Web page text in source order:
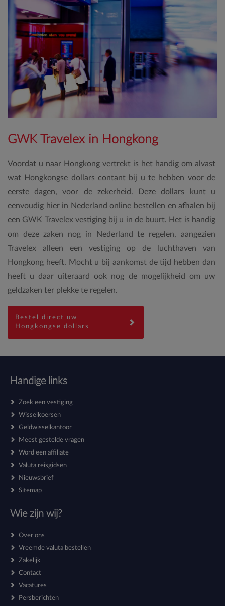
GWK Travelex in Hongkong
Voordat u naar Hongkong vertrekt is het handig om alvast
wat Hongkongse dollars contant bij u te hebben voor de
eerste dagen, voor de zekerheid. Deze dollars kunt u
eenvoudig hier in Nederland online bestellen en afhalen bij
een GWK Travelex vestiging bij u in de buurt. Het is handig
om deze zaken nog in Nederland te regelen, aangezien
Travelex alleen een vestiging op de luchthaven van
Hongkong heeft. Mocht u bij aankomst de tijd hebben dan
heeft u daar uiteraard ook nog de mogelijkheid om uw
geldzaken ter plekke te regelen.
Bestel direct uw
Hongkongse dollars
Handige links
Zoek een vestiging
Wisselkoersen
Geldwisselkantoor
Meest gestelde vragen
Word een affiliate
Valuta reisgidsen
Nieuwsbrief
Sitemap
Wie zijn wij?
Over ons
Vreemde valuta bestellen
Zakelijk
Contact
Vacatures
Persberichten